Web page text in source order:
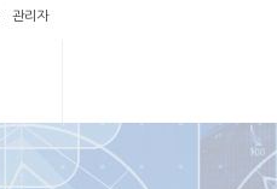
관리자